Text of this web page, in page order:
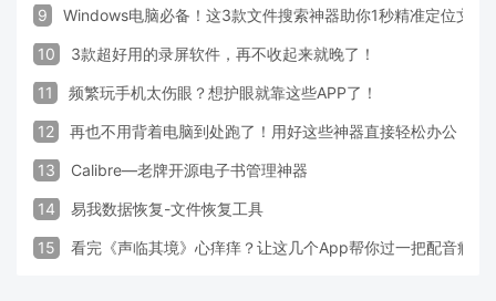
9 Windows电脑必备！这3款文件搜索神器助你1秒精准定位文件
10 3款超好用的录屏软件，再不收起来就晚了！
11 频繁玩手机太伤眼？想护眼就靠这些APP了！
12 再也不用背着电脑到处跑了！用好这些神器直接轻松办公
13 Calibre—老牌开源电子书管理神器
14 易我数据恢复-文件恢复工具
15 看完《声临其境》心痒痒？让这几个App帮你过一把配音瘾